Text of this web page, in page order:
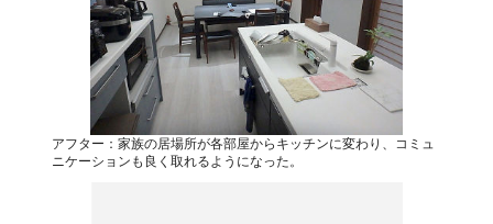
アフター：家族の居場所が各部屋からキッチンに変わり、コミュ
ニケーションも良く取れるようになった。